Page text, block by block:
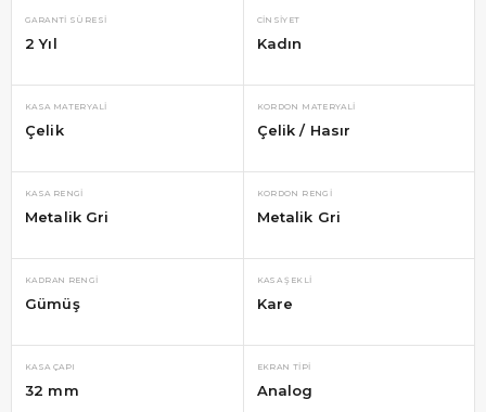
GARANTI SÜRESI
2 Yıl
CINSIYET
Kadın
KASA MATERYALI
Çelik
KORDON MATERYALI
Çelik / Hasır
KASA RENGI
Metalik Gri
KORDON RENGI
Metalik Gri
KADRAN RENGI
Gümüş
KASA ŞEKLI
Kare
KASA ÇAPI
32 mm
EKRAN TIPI
Analog